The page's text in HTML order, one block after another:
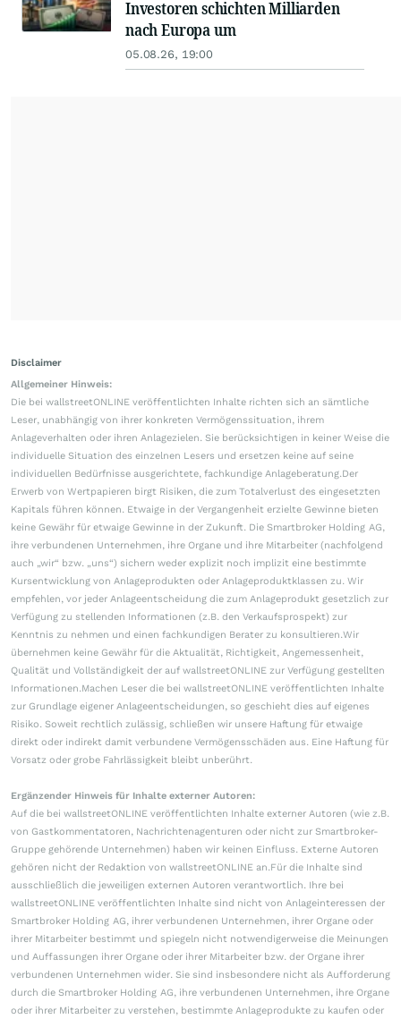
Investoren schichten Milliarden
nach Europa um
05.08.26, 19:00
Disclaimer
Allgemeiner Hinweis:
Die bei wallstreetONLINE veröffentlichten Inhalte richten sich an sämtliche
Leser, unabhängig von ihrer konkreten Vermögenssituation, ihrem
Anlageverhalten oder ihren Anlagezielen. Sie berücksichtigen in keiner Weise die
individuelle Situation des einzelnen Lesers und ersetzen keine auf seine
individuellen Bedürfnisse ausgerichtete, fachkundige Anlageberatung.Der
Erwerb von Wertpapieren birgt Risiken, die zum Totalverlust des eingesetzten
Kapitals führen können. Etwaige in der Vergangenheit erzielte Gewinne bieten
keine Gewähr für etwaige Gewinne in der Zukunft. Die Smartbroker Holding AG,
ihre verbundenen Unternehmen, ihre Organe und ihre Mitarbeiter (nachfolgend
auch „wir“ bzw. „uns“) sichern weder explizit noch implizit eine bestimmte
Kursentwicklung von Anlageprodukten oder Anlageproduktklassen zu. Wir
empfehlen, vor jeder Anlageentscheidung die zum Anlageprodukt gesetzlich zur
Verfügung zu stellenden Informationen (z.B. den Verkaufsprospekt) zur
Kenntnis zu nehmen und einen fachkundigen Berater zu konsultieren.Wir
übernehmen keine Gewähr für die Aktualität, Richtigkeit, Angemessenheit,
Qualität und Vollständigkeit der auf wallstreetONLINE zur Verfügung gestellten
Informationen.Machen Leser die bei wallstreetONLINE veröffentlichten Inhalte
zur Grundlage eigener Anlageentscheidungen, so geschieht dies auf eigenes
Risiko. Soweit rechtlich zulässig, schließen wir unsere Haftung für etwaige
direkt oder indirekt damit verbundene Vermögensschäden aus. Eine Haftung für
Vorsatz oder grobe Fahrlässigkeit bleibt unberührt.
Ergänzender Hinweis für Inhalte externer Autoren:
Auf die bei wallstreetONLINE veröffentlichten Inhalte externer Autoren (wie z.B.
von Gastkommentatoren, Nachrichtenagenturen oder nicht zur Smartbroker-
Gruppe gehörende Unternehmen) haben wir keinen Einfluss. Externe Autoren
gehören nicht der Redaktion von wallstreetONLINE an.Für die Inhalte sind
ausschließlich die jeweiligen externen Autoren verantwortlich. Ihre bei
wallstreetONLINE veröffentlichten Inhalte sind nicht von Anlageinteressen der
Smartbroker Holding AG, ihrer verbundenen Unternehmen, ihrer Organe oder
ihrer Mitarbeiter bestimmt und spiegeln nicht notwendigerweise die Meinungen
und Auffassungen ihrer Organe oder ihrer Mitarbeiter bzw. der Organe ihrer
verbundenen Unternehmen wider. Sie sind insbesondere nicht als Aufforderung
durch die Smartbroker Holding AG, ihre verbundenen Unternehmen, ihre Organe
oder ihrer Mitarbeiter zu verstehen, bestimmte Anlageprodukte zu kaufen oder